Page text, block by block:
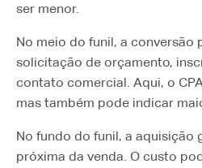
ser menor.
No meio do funil, a conversão
solicitação de orçamento,
contato comercial. Aqui, o
mas também pode indicar
No fundo do funil, a aquisição
próxima da venda. O custo